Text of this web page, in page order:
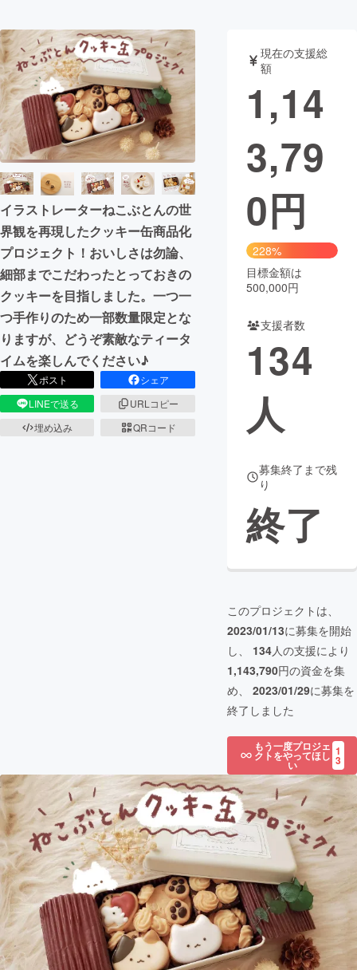
イラストレーターねこぶとんの世
界観を再現したクッキー缶商品化
プロジェクト！おいしさは勿論、
細部までこだわったとっておきの
クッキーを目指しました。一つ一
つ手作りのため一部数量限定とな
りますが、どうぞ素敵なティータ
イムを楽しんでください♪
ポスト
シェア
LINEで送る
URLコピー
埋め込み
QRコード
現在の支援総
額
1,14
3,79
0円
228%
目標金額は
500,000円
支援者数
134
人
募集終了まで残
り
終了
このプロジェクトは、
2023/01/13に募集を開始
し、 134人の支援により
1,143,790円の資金を集
め、 2023/01/29に募集を
終了しました
もう一度プロジェ
クトをやってほし
い
1
3